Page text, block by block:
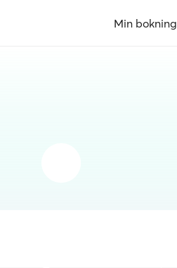
Min bokning